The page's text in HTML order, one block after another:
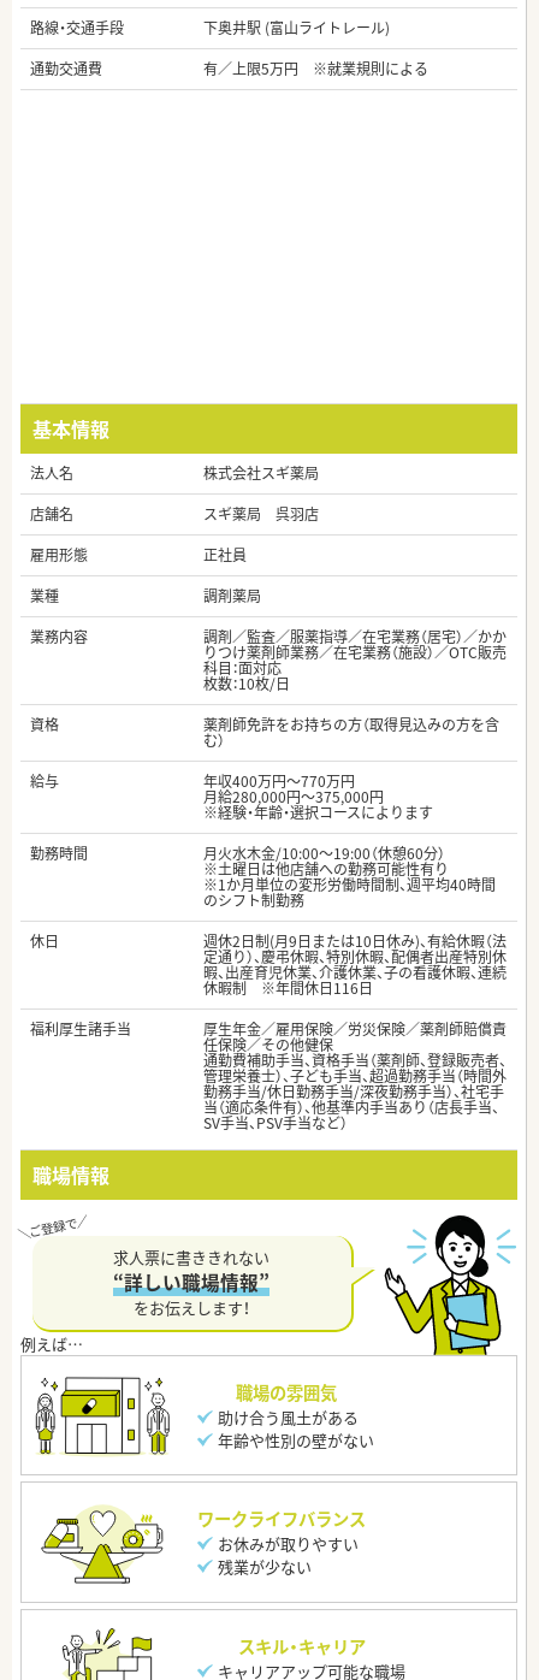
路線・交通手段
下奥井駅 (富山ライトレール)
通勤交通費
有／上限5万円 ※就業規則による
基本情報
法人名
株式会社スギ薬局
店舗名
スギ薬局 呉羽店
雇用形態
正社員
業種
調剤薬局
業務内容
調剤／監査／服薬指導／在宅業務（居宅）／かか
りつけ薬剤師業務／在宅業務（施設）／OTC販売
科目：面対応
枚数：10枚/日
資格
薬剤師免許をお持ちの方（取得見込みの方を含
む）
給与
年収400万円～770万円
月給280,000円～375,000円
※経験・年齢・選択コースによります
勤務時間
月火水木金/10:00～19:00（休憩60分）
※土曜日は他店舗への勤務可能性有り
※1か月単位の変形労働時間制、週平均40時間
のシフト制勤務
休日
週休2日制(月9日または10日休み)、有給休暇（法
定通り）、慶弔休暇、特別休暇、配偶者出産特別休
暇、出産育児休業、介護休業、子の看護休暇、連続
休暇制 ※年間休日116日
福利厚生諸手当
厚生年金／雇用保険／労災保険／薬剤師賠償責
任保険／その他健保
通勤費補助手当、資格手当（薬剤師、登録販売者、
管理栄養士）、子ども手当、超過勤務手当（時間外
勤務手当/休日勤務手当/深夜勤務手当）、社宅手
当（適応条件有）、他基準内手当あり（店長手当、
SV手当、PSV手当など）
職場情報
求人票に書ききれない
“詳しい職場情報”
をお伝えします！
職場の雰囲気
助け合う風土がある
年齢や性別の壁がない
ワークライフバランス
お休みが取りやすい
残業が少ない
スキル・キャリア
キャリアアップ可能な職場